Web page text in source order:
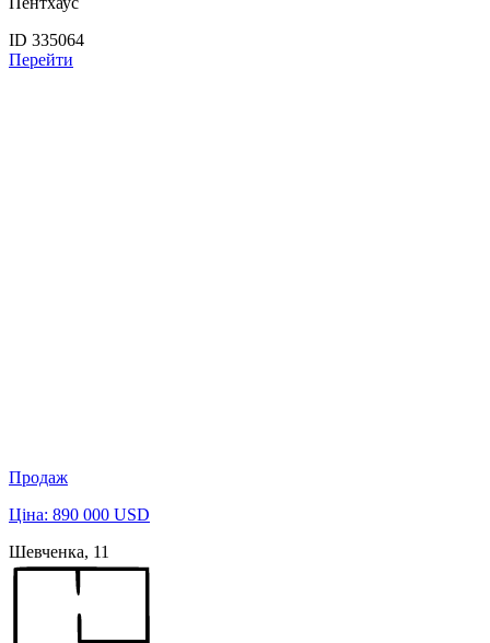
ID 335064
Перейти
Продаж
Ціна: 890 000 USD
Шевченка, 11